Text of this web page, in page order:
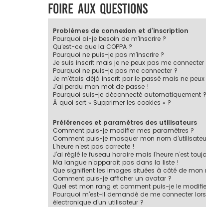
Foire aux questions
Problèmes de connexion et d’inscription
Pourquoi ai-je besoin de m’inscrire ?
Qu’est-ce que la COPPA ?
Pourquoi ne puis-je pas m’inscrire ?
Je suis inscrit mais je ne peux pas me connecter
Pourquoi ne puis-je pas me connecter ?
Je m’étais déjà inscrit par le passé mais ne
J’ai perdu mon mot de passe !
Pourquoi suis-je déconnecté automatiquement ?
À quoi sert « Supprimer les cookies » ?
Préférences et paramètres des utilisateurs
Comment puis-je modifier mes paramètres ?
Comment puis-je masquer mon nom
L’heure n’est pas correcte !
J’ai réglé le fuseau horaire mais l’heure n’est
Ma langue n’apparaît pas dans la liste !
Que signifient les images situées à côté de mon
Comment puis-je afficher un avatar ?
Quel est mon rang et comment puis-je le
Pourquoi m’est-il demandé de me connecter
électronique d’un utilisateur ?